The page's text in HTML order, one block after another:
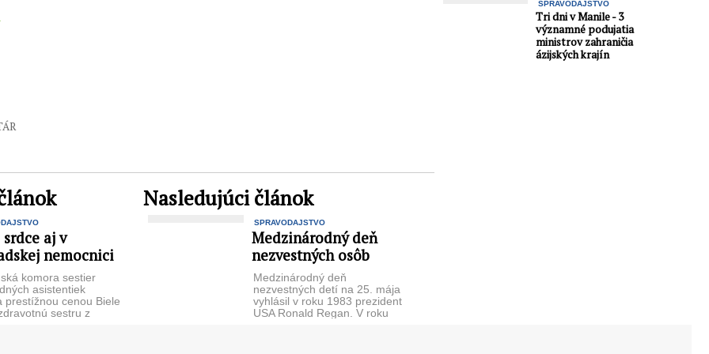
aj v
nemocnici
komora sestier
asistentiek
prestížnou cenou Biele
sestru z
Nasledujúci článok
SPRAVODAJSTVO
Medzinárodný deň
nezvestných osôb
Medzinárodný deň
nezvestných detí na 25. mája
vyhlásil v roku 1983 prezident
USA Ronald Regan. V roku
SPRAVODAJSTVO
Tri dni v Manile - 3
významné podujatia
ministrov zahraničia
ázijských krajín